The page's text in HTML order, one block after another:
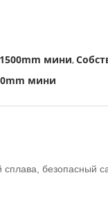
мини,
мини
безопасный